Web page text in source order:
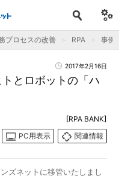
プロセスの改善 RPA 事例
2017年2月16日
とロボットの「ハ
[RPA BANK]
PC用表示
関連情報
ズネットに移管いたしまし